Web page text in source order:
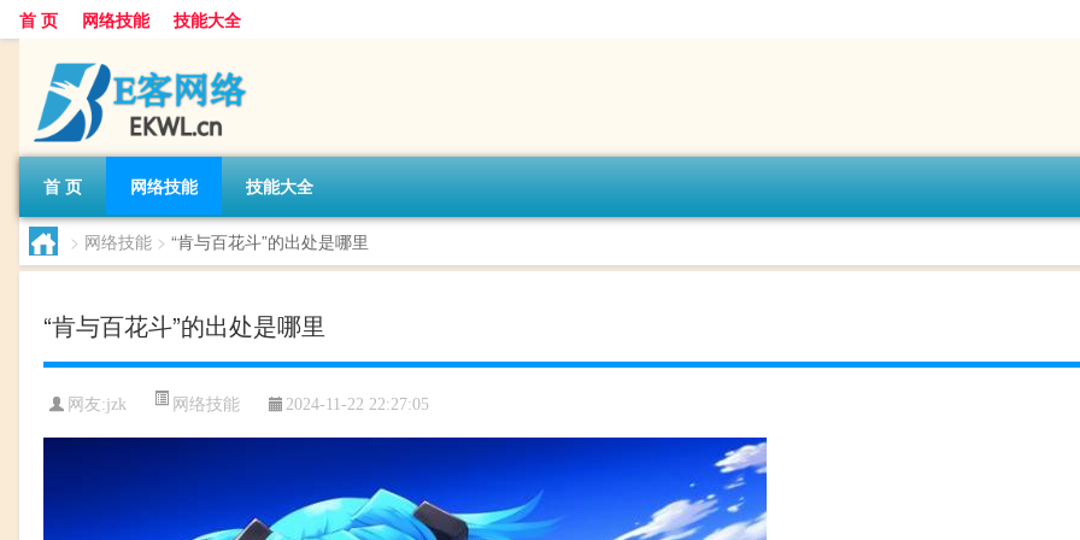
首 页 网络技能 技能大全
首 页 网络技能 技能大全
> 网络技能 > “肯与百花斗”的出处是哪里
“肯与百花斗”的出处是哪里
网友:jzk 网络技能 2024-11-22 22:27:05